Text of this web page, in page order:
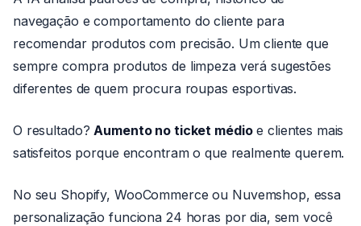
navegação e comportamento do cliente para
recomendar produtos com precisão. Um cliente que
sempre compra produtos de limpeza verá sugestões
diferentes de quem procura roupas esportivas.
O resultado?Aumento no ticket médioe clientes mais
satisfeitos porque encontram o que realmente querem.
No seu Shopify, WooCommerce ou Nuvemshop, essa
personalização funciona 24 horas por dia, sem você